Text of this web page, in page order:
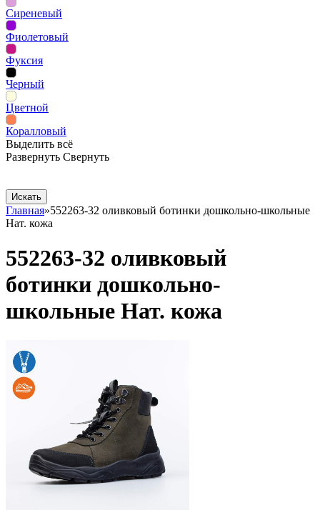
Сиреневый
Фиолетовый
Фуксия
Черный
Цветной
Коралловый
Выделить всё
Развернуть Свернуть
Главная»552263-32 оливковый ботинки дошкольно-школьные
Нат. кожа
552263-32 оливковый
ботинки дошкольно-
школьные Нат. кожа